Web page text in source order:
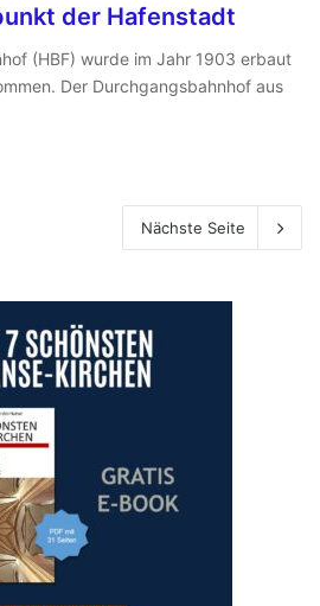
der Hafenstadt
(HBF) wurde im Jahr 1903 erbaut
Der Durchgangsbahnhof aus
Nächste Seite